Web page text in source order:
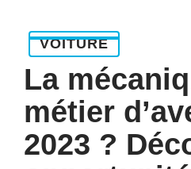
VOITURE
La
métier
2023 ?